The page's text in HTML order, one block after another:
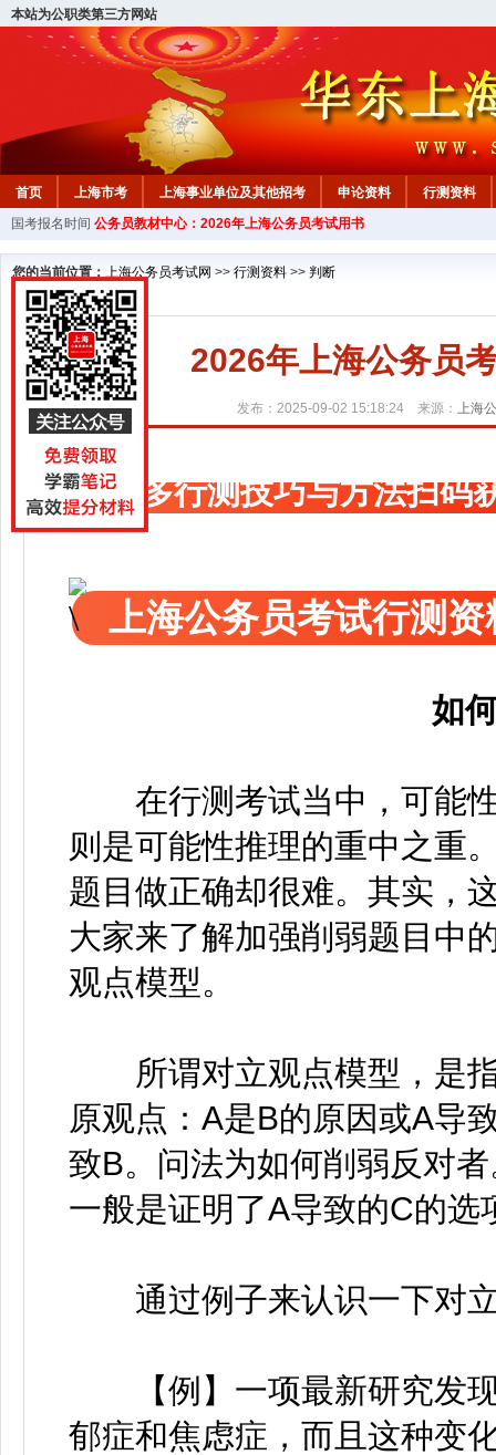
本站为公职类第三方网站
首页 上海市考 上海事业单位及其他招考 申论资料
行测资料
国考报名时间 公务员教材中心：2026年上海公务员考试用书
您的当前位置： 上海公务员考试网 >> 行测资料 >> 判断
2026年上海公务员
发布：2025-09-02 15:18:24 来源： 上海
更多行测技巧与方法扫码
上海公务员考试行测
如
在行测考试当中，可能性
则是可能性推理的重中之重
题目做正确却很难。其实，
大家来了解加强削弱题目
观点模型。
所谓对立观点模型，是指
原观点：A是B的原因或A导
致B。问法为如何削弱反对
一般是证明了A导致的C的选
通过例子来认识一下对立
【例】一项最新研究发现
郁症和焦虑症，而且这种变